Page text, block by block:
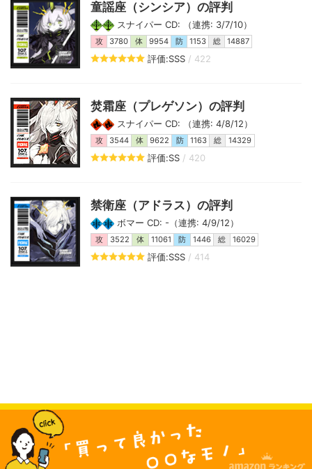
童謡座（シンシア）の評判
スナイパー CD: （連携: 3/7/10）
攻 3780 体 9954 防 1153 総 14887
評価:SSS / 422
焚霜座（プレゲソン）の評判
スナイパー CD: （連携: 4/8/12）
攻 3544 体 9622 防 1163 総 14329
評価:SS / 420
禁衛座（アドラス）の評判
ボマー CD: -（連携: 4/9/12）
攻 3522 体 11061 防 1446 総 16029
評価:SSS / 414